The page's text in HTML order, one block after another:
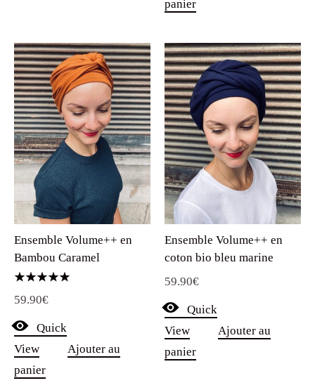
panier
Ensemble Volume++ en
Bambou Caramel
5.00
59.90€
Quick
View
Ajouter au
panier
Ensemble Volume++ en
coton bio bleu marine
59.90€
Quick
View
Ajouter au
panier